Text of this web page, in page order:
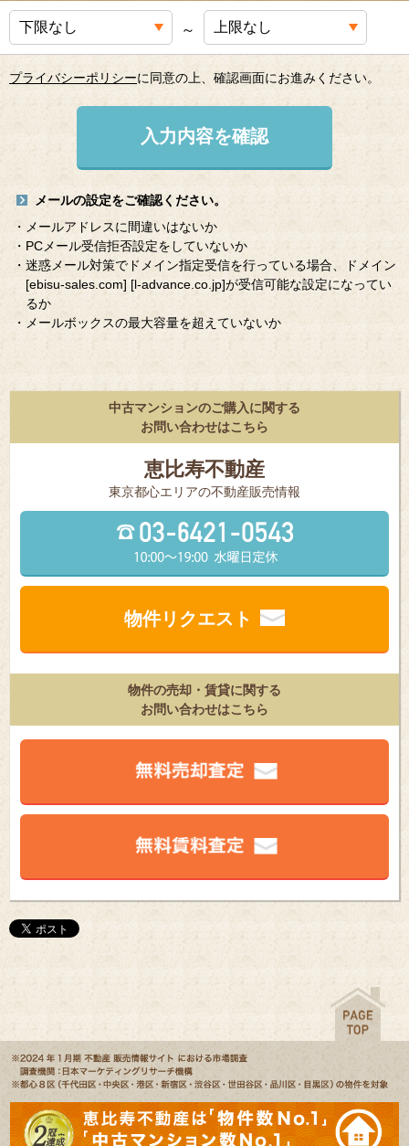
～
プライバシーポリシーに同意の上、確認画面にお進みください。
入力内容を確認
メールの設定をご確認ください。
・メールアドレスに間違いはないか
・PCメール受信拒否設定をしていないか
・迷惑メール対策でドメイン指定受信を行っている場合、ドメイン
[ebisu-sales.com] [l-advance.co.jp]が受信可能な設定になってい
るか
・メールボックスの最大容量を超えていないか
中古マンションのご購入に関する
お問い合わせはこちら
恵比寿不動産
東京都⼼エリアの不動産販売情報
物件リクエスト
物件の売却・賃貸に関する
お問い合わせはこちら